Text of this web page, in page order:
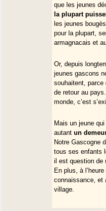
que les jeunes
la plupart
les jeunes
pour la plupart,
armagnacais et
Or, depuis
jeunes gascons
souhaitent, parce
de retour au
monde, c’est
Mais un jeune
autantun
Notre Gascogne
tous ses enfants
il est question de
En plus, à
connaissance, et
village.